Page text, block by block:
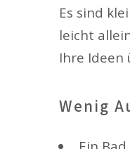
Es sind
leicht
Ihre
Wenig